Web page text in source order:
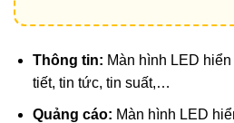
Thông tin: Màn hình LED
tiết, tin tức, tin suất,…
Quảng cáo: Màn hình LED